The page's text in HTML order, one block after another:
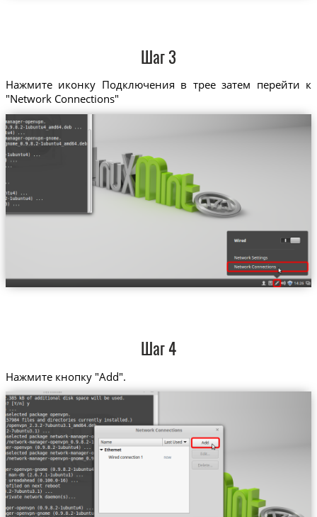
Шаг 3
Нажмите иконку Подключения в трее затем перейти к
"Network Connections"
Шаг 4
Нажмите кнопку "Add".